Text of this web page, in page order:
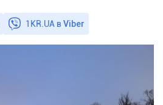
1KR.UA вViber